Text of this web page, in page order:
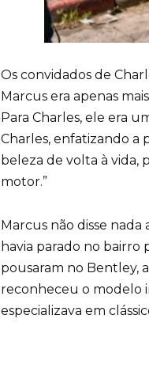
Os convidados de
Marcus era apenas
Para Charles, ele era
Charles, enfatizando a
beleza de volta à vida,
motor.”
Marcus não disse nada
havia parado no bairro
pousaram no Bentley,
reconheceu o modelo
especializava em